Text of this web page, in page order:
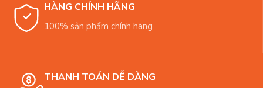
HÀNG CHÍNH HÃNG
100% sản phẩm chính hãng
THANH TOÁN DỄ DÀNG